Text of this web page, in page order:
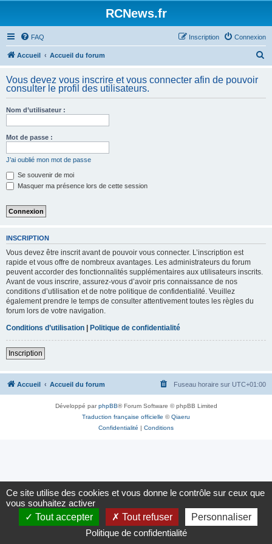
RCNews.fr
FAQ Connexion
Inscription
Accueil Accueil du forum
h
Vous devez vous inscrire et vous connecter afin de pouvoir
consulter le profil des utilisateurs.
Nom d’utilisateur :
Mot de passe :
J’ai oublié mon mot de passe
Se souvenir de moi
Masquer ma présence lors de cette session
INSCRIPTION
Vous devez être inscrit avant de pouvoir vous connecter. L’inscription est
rapide et vous offre de nombreux avantages. Les administrateurs du forum
peuvent accorder des fonctionnalités supplémentaires aux utilisateurs inscrits.
Avant de vous inscrire, assurez-vous d’avoir pris connaissance de nos
conditions d’utilisation et de notre politique de confidentialité. Veuillez
également prendre le temps de consulter attentivement toutes les règles du
forum lors de votre navigation.
Conditions d’utilisation | Politique de confidentialité
Inscription
Accueil Accueil du forum Fuseau horaire sur UTC+01:00
Développé parphpBB® Forum Software © phpBB Limited
Traduction française officielle ©Qiaeru
Confidentialité | Conditions
Panneau de gestion des cookies
Ce site utilise des cookies et vous donne le contrôle sur ceux que
vous souhaitez activer
Tout accepter
Tout refuser
Personnaliser
Politique de confidentialité